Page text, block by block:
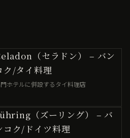
（セラドン） – バン
ク/タイ料理
ホテルに併設するタイ料理店
（ズーリング） – バ
コク/ドイツ料理